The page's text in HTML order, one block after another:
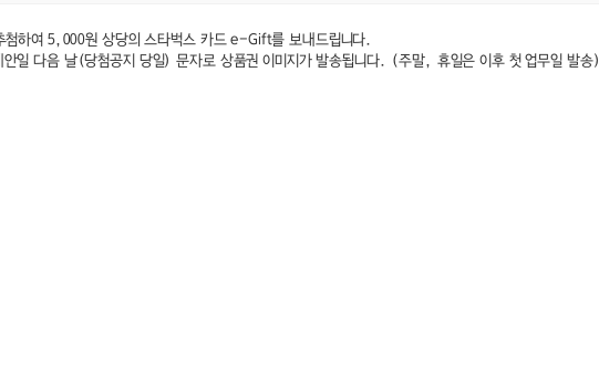
첨하여 5,000원 상당의 스타벅스 카드 e-Gift를 보내드립니다.
안일 다음 날(당첨공지 당일) 문자로 상품권 이미지가 발송됩니다. (주말, 휴일은 이후 첫 업무일 발송)